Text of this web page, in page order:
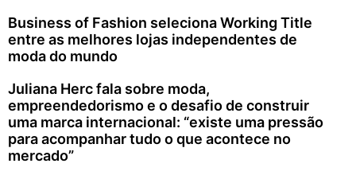
Business of Fashion seleciona Working Title
entre as melhores lojas independentes de
moda do mundo
Juliana Herc fala sobre moda,
empreendedorismo e o desafio de construir
uma marca internacional: “existe uma pressão
para acompanhar tudo o que acontece no
mercado”